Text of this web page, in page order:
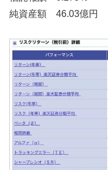
純資産額 46.03億円